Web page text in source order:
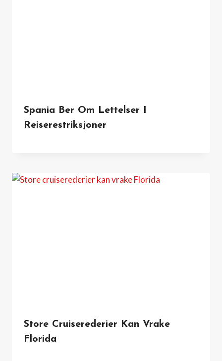
Spania Ber Om Lettelser I
Reiserestriksjoner
Store Cruiserederier Kan Vrake
Florida